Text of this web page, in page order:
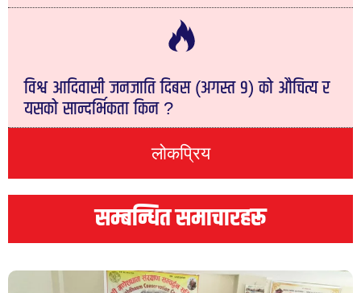
लोकप्रिय
विश्व आदिवासी जनजाति दिबस (अगस्त ९) को औचित्य र
यसको सान्दर्भिकता किन ?
सम्बन्धित समाचारहरू